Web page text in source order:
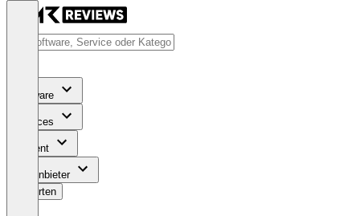
Software
Services
Content
Für Anbieter
Bewerten